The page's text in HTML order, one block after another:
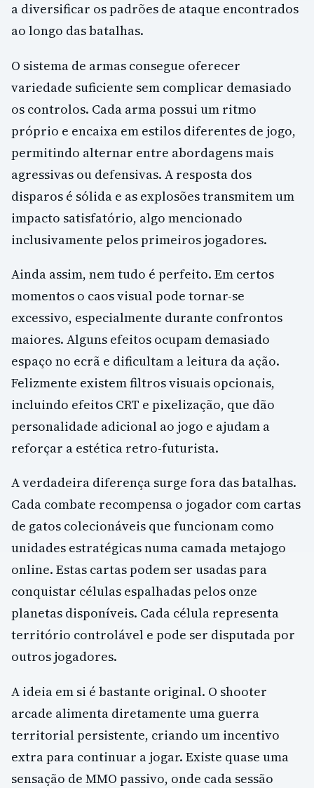
a diversificar os padrões de ataque encontrados
ao longo das batalhas.
O sistema de armas consegue oferecer
variedade suficiente sem complicar demasiado
os controlos. Cada arma possui um ritmo
próprio e encaixa em estilos diferentes de jogo,
permitindo alternar entre abordagens mais
agressivas ou defensivas. A resposta dos
disparos é sólida e as explosões transmitem um
impacto satisfatório, algo mencionado
inclusivamente pelos primeiros jogadores.
Ainda assim, nem tudo é perfeito. Em certos
momentos o caos visual pode tornar-se
excessivo, especialmente durante confrontos
maiores. Alguns efeitos ocupam demasiado
espaço no ecrã e dificultam a leitura da ação.
Felizmente existem filtros visuais opcionais,
incluindo efeitos CRT e pixelização, que dão
personalidade adicional ao jogo e ajudam a
reforçar a estética retro-futurista.
A verdadeira diferença surge fora das batalhas.
Cada combate recompensa o jogador com cartas
de gatos colecionáveis que funcionam como
unidades estratégicas numa camada metajogo
online. Estas cartas podem ser usadas para
conquistar células espalhadas pelos onze
planetas disponíveis. Cada célula representa
território controlável e pode ser disputada por
outros jogadores.
A ideia em si é bastante original. O shooter
arcade alimenta diretamente uma guerra
territorial persistente, criando um incentivo
extra para continuar a jogar. Existe quase uma
sensação de MMO passivo, onde cada sessão